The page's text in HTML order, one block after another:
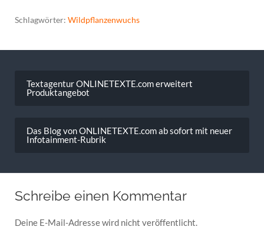
Schlagwörter: Wildpflanzenwuchs
Textagentur ONLINETEXTE.com erweitert
Produktangebot
Das Blog von ONLINETEXTE.com ab sofort mit neuer
Infotainment-Rubrik
Schreibe einen Kommentar
Deine E-Mail-Adresse wird nicht veröffentlicht.